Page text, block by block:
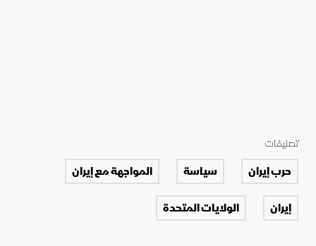
تصنيفات
حرب إيران سياسة
المواجهة مع إيران
إيران
الولايات المتحدة